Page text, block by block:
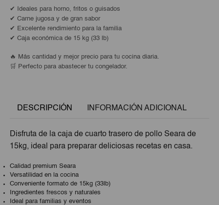
era:
€35,50.
es:
€33,73.
✔ Ideales para horno, fritos o guisados
✔ Carne jugosa y de gran sabor
✔ Excelente rendimiento para la familia
✔ Caja económica de 15 kg (33 lb)
🔥 Más cantidad y mejor precio para tu cocina diaria.
🛒 Perfecto para abastecer tu congelador.
DESCRIPCIÓN INFORMACIÓN ADICIONAL
Disfruta de la caja de cuarto trasero de pollo Seara de
15kg, ideal para preparar deliciosas recetas en casa.
Calidad premium Seara
Versatilidad en la cocina
Conveniente formato de 15kg (33lb)
Ingredientes frescos y naturales
Ideal para familias y eventos